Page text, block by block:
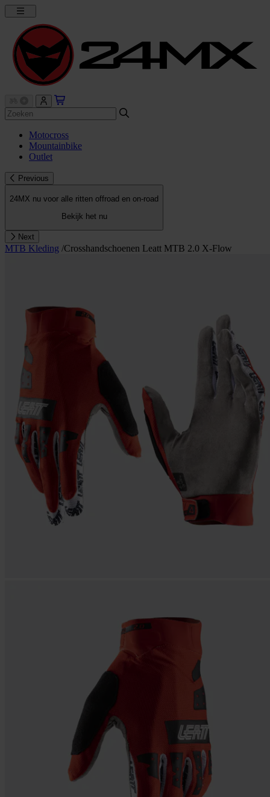
Motocross
Mountainbike
Outlet
Previous
24MX nu voor alle ritten offroad en on-road
Bekijk het nu
Next
MTB Kleding /Crosshandschoenen Leatt MTB 2.0 X-Flow